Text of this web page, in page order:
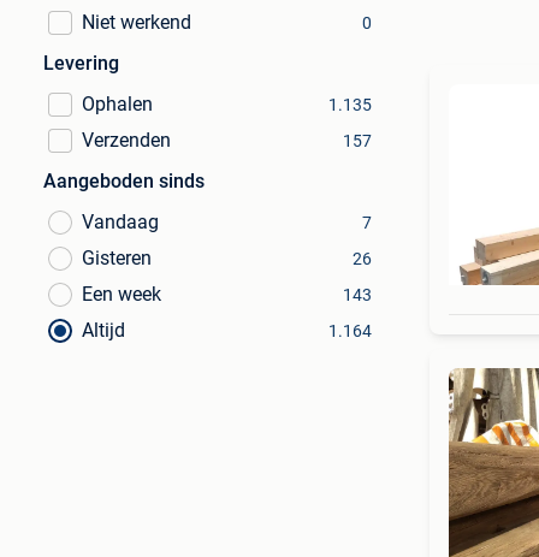
Niet werkend 0
Levering
Ophalen
1.135
Verzenden 157
Aangeboden sinds
Vandaag
7
Gisteren 26
Een week 143
Altijd 1.164